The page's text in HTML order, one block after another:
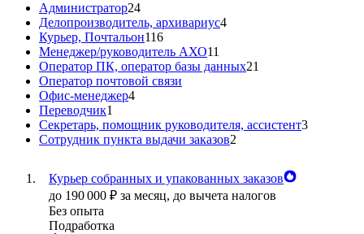
Администратор24
Делопроизводитель, архивариус4
Курьер, Почтальон116
Менеджер/руководитель АХО11
Оператор ПК, оператор базы данных21
Оператор почтовой связи
Офис-менеджер4
Переводчик1
Секретарь, помощник руководителя, ассистент3
Сотрудник пункта выдачи заказов2
Курьер собранных и упакованных заказов
до 190 000 ₽ за месяц, до вычета налогов
Без опыта
Подработка